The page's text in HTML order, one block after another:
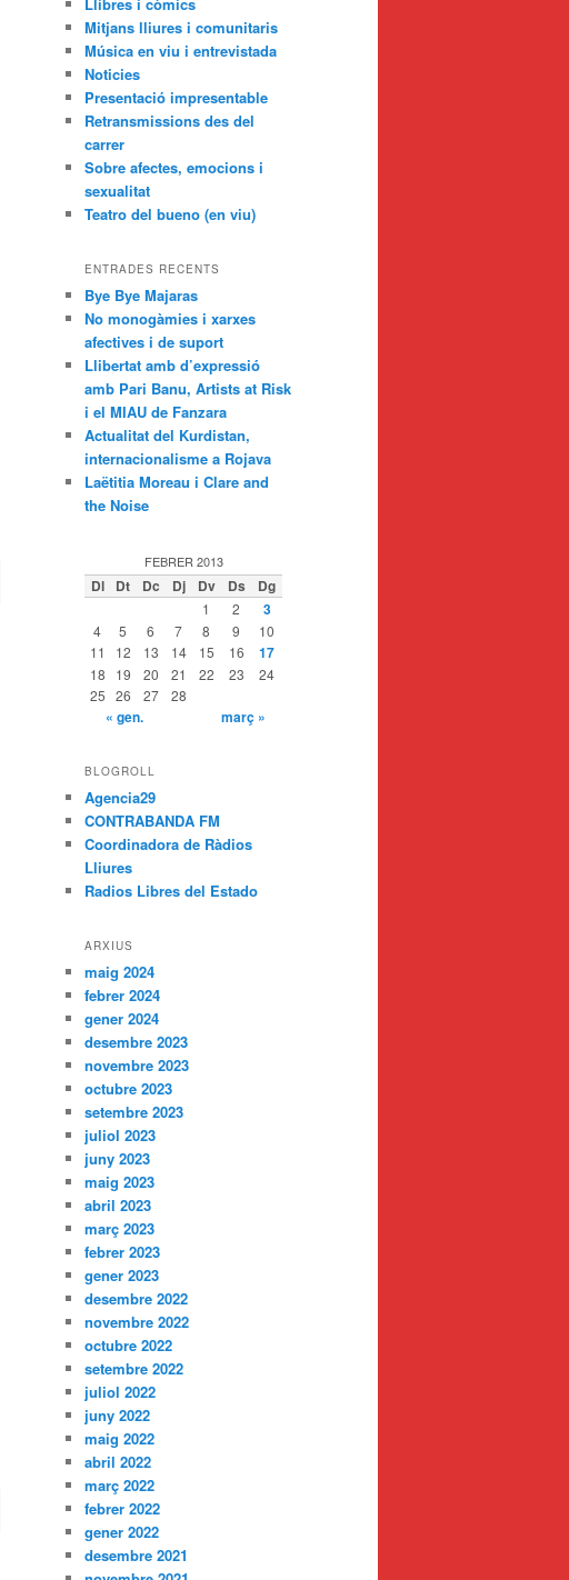
Mitjans lliures i comunitaris
Música en viu i entrevistada
Noticies
Presentació impresentable
Retransmissions des del
carrer
Sobre afectes, emocions i
sexualitat
Teatro del bueno (en viu)
ENTRADES RECENTS
Bye Bye Majaras
No monogàmies i xarxes
afectives i de suport
Llibertat amb d’expressió
amb Pari Banu, Artists at Risk
i el MIAU de Fanzara
Actualitat del Kurdistan,
internacionalisme a Rojava
Laëtitia Moreau i Clare and
the Noise
FEBRER 2013
Dl Dt Dc Dj Dv Ds Dg
1 2 3
4 5 6 7 8 9
10
11
12 13 14 15 16 17
18 19 20 21 22 23
24
25 26 27 28
« gen. març »
BLOGROLL
Agencia29
CONTRABANDA FM
Coordinadora de Ràdios
Lliures
Radios Libres del Estado
ARXIUS
maig 2024
febrer 2024
gener 2024
desembre 2023
novembre 2023
octubre 2023
setembre 2023
juliol 2023
juny 2023
maig 2023
abril 2023
març 2023
febrer 2023
gener 2023
desembre 2022
novembre 2022
octubre 2022
setembre 2022
juliol 2022
juny 2022
maig 2022
abril 2022
març 2022
febrer 2022
gener 2022
desembre 2021